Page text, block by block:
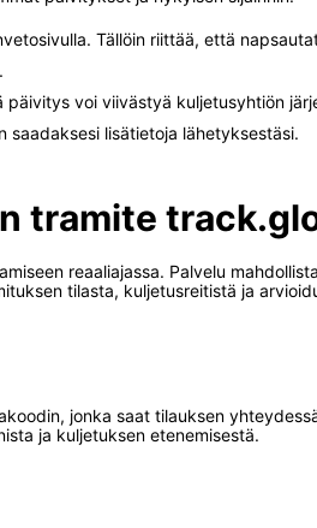
Tällöin riittää, että
voi viivästyä kuljetusyhtiön
lisätietoja lähetyksestäsi.
tramite
reaaliajassa. Palvelu
tilasta, kuljetusreitistä ja
jonka saat tilauksen
ja kuljetuksen etenemisestä.